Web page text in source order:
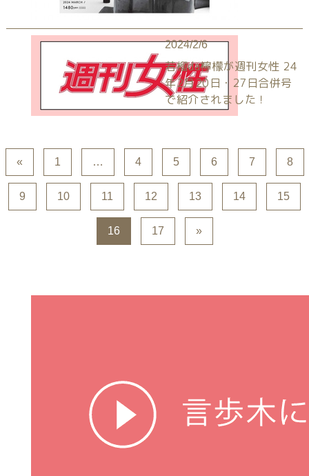
2024/2/6
若榴da檸檬が週刊女性 24
年2月20日・27日合併号
で紹介されました！
« 1 … 4 5 6 7 8
9 10 11 12 13 14 15
16 17 »